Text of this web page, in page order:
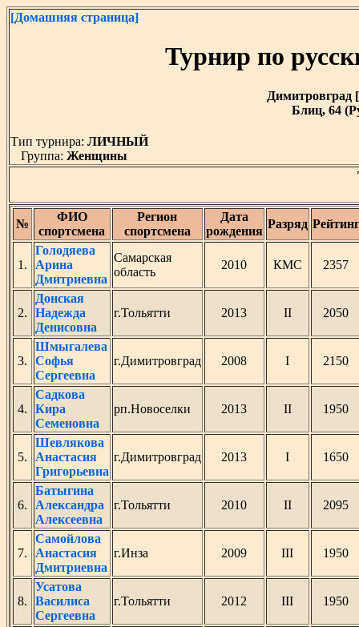
[Домашняя страница]
Турнир по
Димитровград
Блиц, 64
Тип турнира: ЛИЧНЫЙ
Группа: Женщины
№
ФИО
спортсмена
Регион
спортсмена
Дата
рождения
Разряд Рейтинг
1.
Голодяева
Арина
Дмитриевна
Самарская
область
2010 КМС 2357
2.
Донская
Надежда
Денисовна
г.Тольятти 2013 II 2050
3.
Шмыгалева
Софья
Сергеевна
г.Димитровград 2008 I 2150
4.
Садкова
Кира
Семеновна
рп.Новоселки 2013 II 1950
5.
Шевлякова
Анастасия
Григорьевна
г.Димитровград 2013 I 1650
6.
Батыгина
Александра
Алексеевна
г.Тольятти 2010 II 2095
7.
Самойлова
Анастасия
Дмитриевна
г.Инза 2009 III 1950
8.
Усатова
Василиса
Сергеевна
г.Тольятти 2012 III 1950